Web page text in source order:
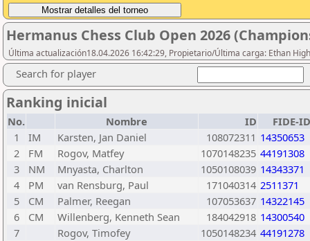
Hermanus Chess Club Open 2026
Última actualización18.04.2026 16:42:29, Propietario/Última carga: Ethan
Search for player
Ranking inicial
No. Nombre ID
FIDE-ID
1
IM Karsten, Jan Daniel 108072311 14350653
2
FM Rogov, Matfey 1070148235 44191308
3
NM Mnyasta, Charlton 1050108039 14343371
4
PM van Rensburg, Paul 171040314 2511371
5
CM Palmer, Reegan 107053637 14322145
6
CM Willenberg, Kenneth Sean 184042918 14300540
7
Rogov, Timofey 1050148234 44191278